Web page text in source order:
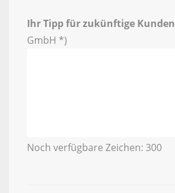
Ihr Tipp für zukünftige Kunden
GmbH *)
Noch verfügbare Zeichen: 300